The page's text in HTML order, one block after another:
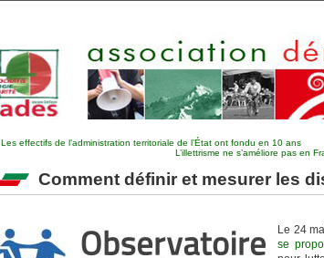
Les effectifs de l’administration territoriale de l’État ont fondu en 10 ans
L’illettrisme ne s’améliore pas en
Comment définir et mesurer les
Le 24
se